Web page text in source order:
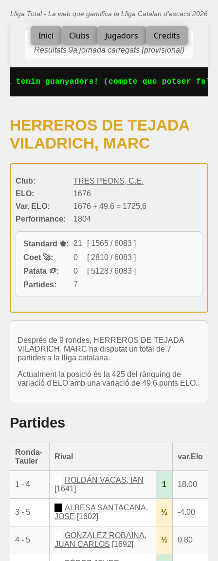
Lliga Total - La web que gamifica la Lliga Catalan d'escacs 2026
Inici Clubs Jugadors Credits
Resultats 9a jornada carregats (provisional)
tenim guanyadors! (compte que potser
HERREROS DE TEJADA
VILADRICH, MARC
Club:
TRES PEONS, C.E.
ELO:
1676
Var. ELO:
1676 + 49.6 = 1725.6
Performance:
1804
Standard ♚: 21
[ 1565 / 6083 ]
Coet 🚀:
0
[ 2810 / 6083 ]
Patata 🥔:
0
[ 5128 / 6083 ]
Partides:
7
Després de 9 rondes, HERREROS DE TEJADA
VILADRICH, MARC ha disputat un total de 7
partides a la lliga catalana.
Actualment la posició és la 425 del rànquing de
variació d'ELO amb una variació de 49.6 punts ELO.
Partides
Ronda-
Tauler
Rival var.Elo
1 - 4
ROLDÁN VACAS, IAN
[1641]
1 18.00
3 - 5
ALBESA SANTACANA,
JOSE [1602]
½ -4.00
4 - 5
GONZALEZ ROBAINA,
JUAN CARLOS [1692]
½ 0.80